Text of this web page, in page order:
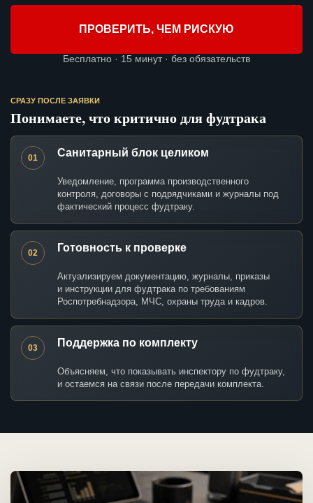
ПРОВЕРИТЬ, ЧЕМ РИСКУЮ
Бесплатно · 15 минут · без обязательств
СРАЗУ ПОСЛЕ ЗАЯВКИ
Понимаете, что критично для фудтрака
01 Санитарный блок целиком
Уведомление, программа производственного
контроля, договоры с подрядчиками и журналы под
фактический процесс фудтраку.
02 Готовность к проверке
Актуализируем документацию, журналы, приказы
и инструкции для фудтрака по требованиям
Роспотребнадзора, МЧС, охраны труда и кадров.
03 Поддержка по комплекту
Объясняем, что показывать инспектору по фудтраку,
и остаемся на связи после передачи комплекта.